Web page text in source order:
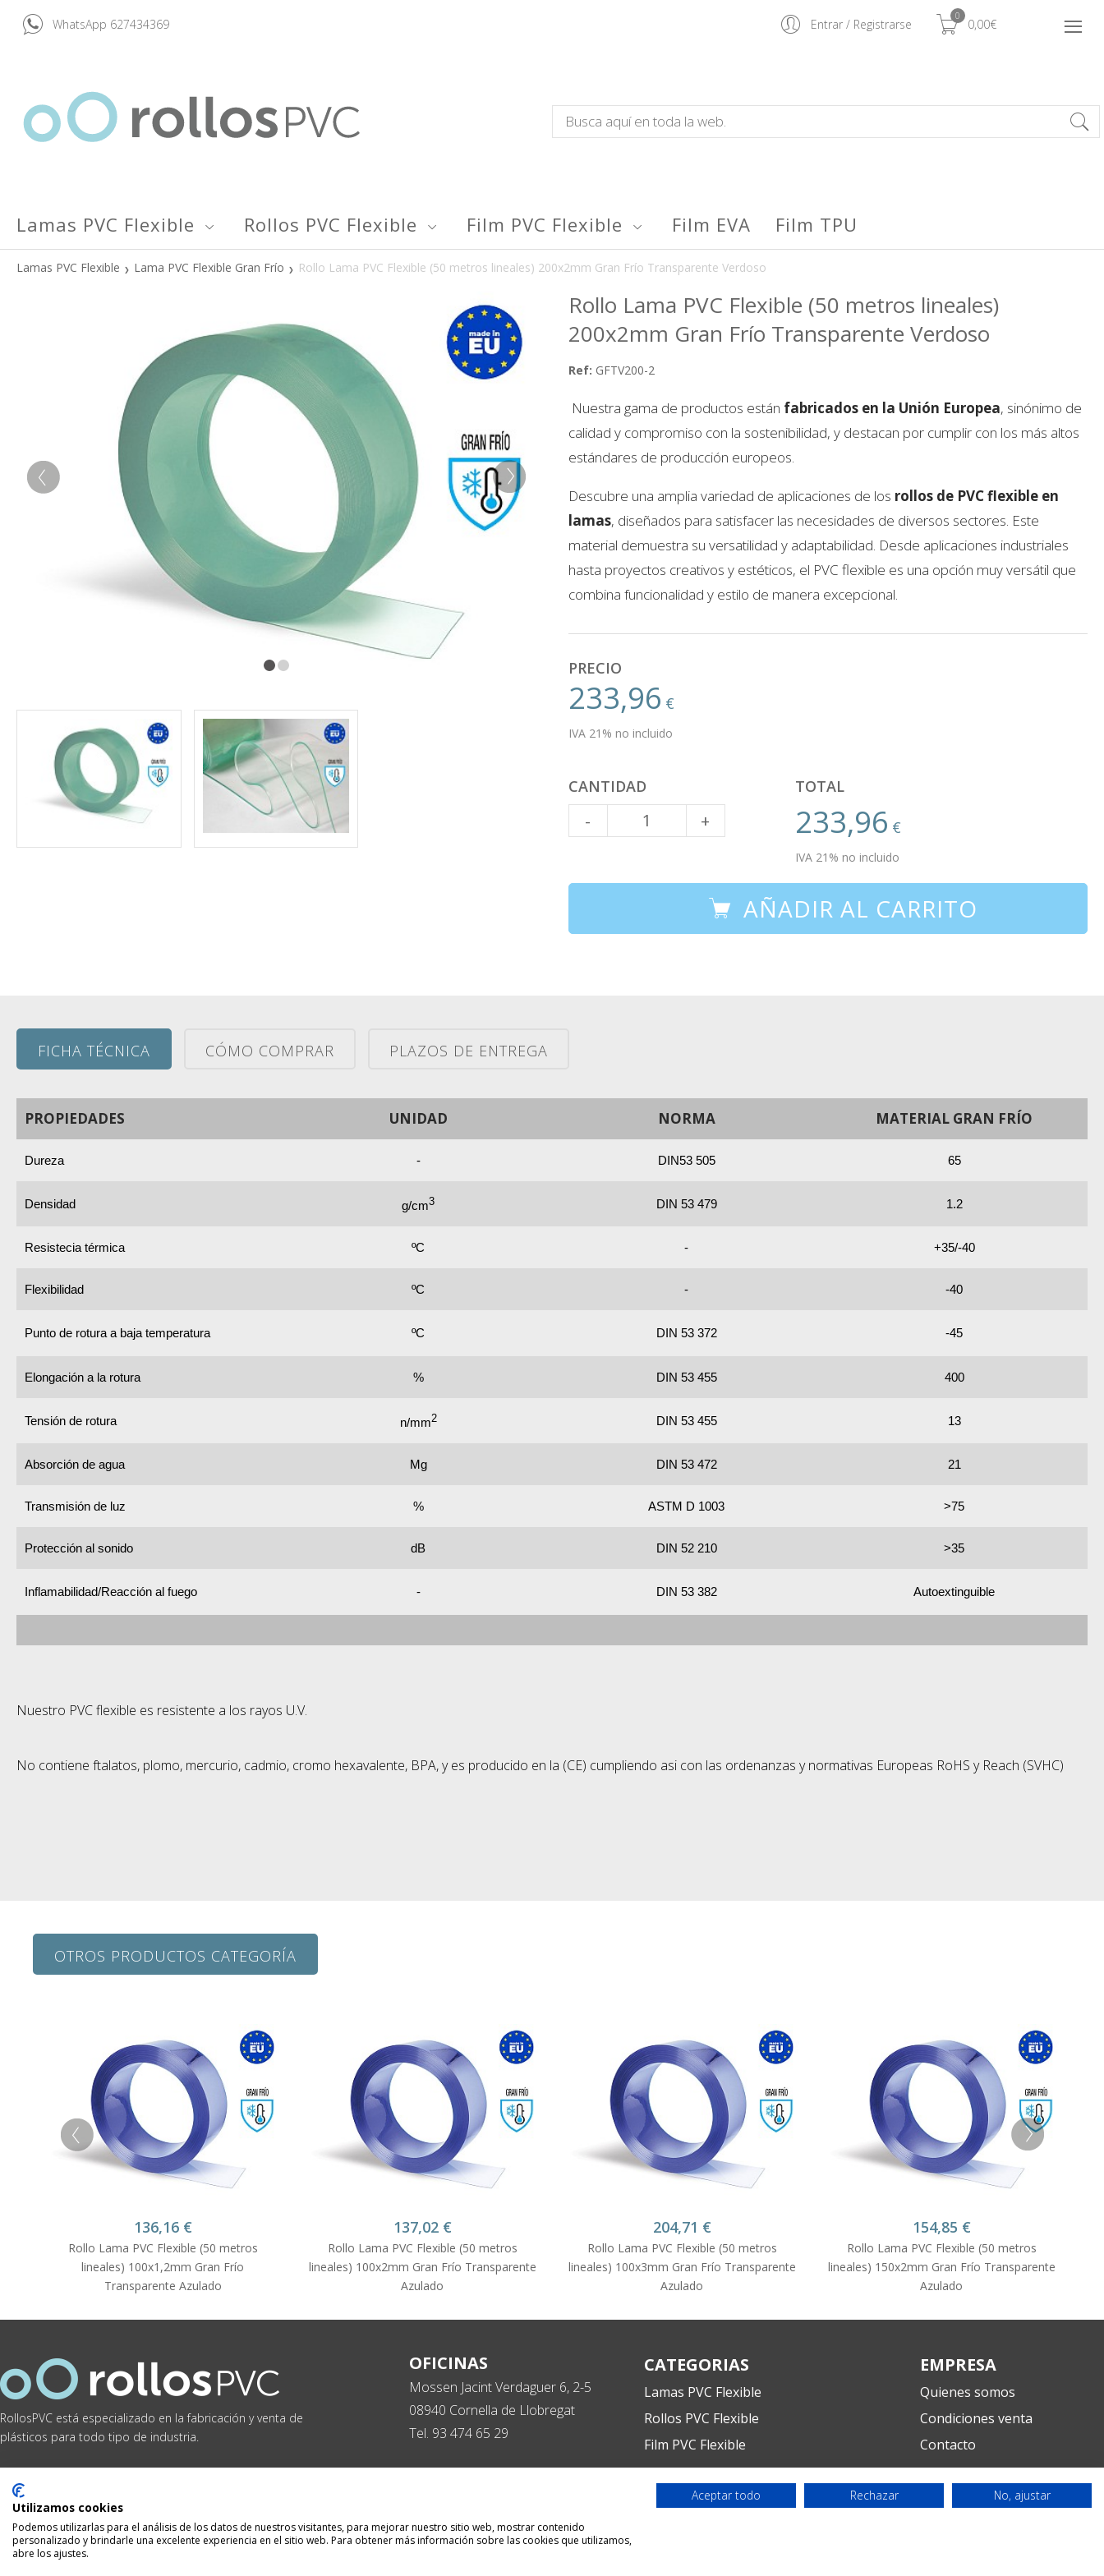
Utilizamos cookies
Podemos utilizarlas para el análisis de los datos de nuestros visitantes, para mejorar nuestro sitio web, mostrar contenido
personalizado y brindarle una excelente experiencia en el sitio web. Para obtener más información sobre las cookies que utilizamos,
abre los ajustes.
Aceptar todo Rechazar No, ajustar
WhatsApp 627434369 Entrar/ Registrarse
0
0,00€
Lamas PVC Flexible Rollos PVC Flexible Film PVC Flexible Film EVA Film TPU
Lamas PVC Flexible Lama PVC Flexible Gran Frío Rollo Lama PVC Flexible (50 metros lineales) 200x2mm Gran Frío Transparente Verdoso
Rollo Lama PVC Flexible (50 metros lineales)
200x2mm Gran Frío Transparente Verdoso
Ref: GFTV200-2
Nuestra gama de productos están fabricados en la Unión Europea, sinónimo de
calidad y compromiso con la sostenibilidad, y destacan por cumplir con los más altos
estándares de producción europeos.
Descubre una amplia variedad de aplicaciones de los rollos de PVC flexible en
lamas, diseñados para satisfacer las necesidades de diversos sectores. Este
material demuestra su versatilidad y adaptabilidad. Desde aplicaciones industriales
hasta proyectos creativos y estéticos, el PVC flexible es una opción muy versátil que
combina funcionalidad y estilo de manera excepcional.
PRECIO
233,96€
IVA 21% no incluido
CANTIDAD
-
Cantidad +
TOTAL
233,96€
IVA 21% no incluido
AÑADIR AL CARRITO
FICHA TÉCNICA CÓMO COMPRAR PLAZOS DE ENTREGA
PROPIEDADES UNIDAD NORMA MATERIAL GRAN FRÍO
Dureza - DIN53 505 65
Densidad g/cm3 DIN 53 479 1.2
Resistecia térmica ºC - +35/-40
Flexibilidad ºC - -40
Punto de rotura a baja temperatura ºC DIN 53 372 -45
Elongación a la rotura % DIN 53 455 400
Tensión de rotura n/mm2 DIN 53 455 13
Absorción de agua Mg DIN 53 472 21
Transmisión de luz % ASTM D 1003 >75
Protección al sonido dB DIN 52 210 >35
Inflamabilidad/Reacción al fuego - DIN 53 382 Autoextinguible
Nuestro PVC flexible es resistente a los rayos U.V.
No contiene ftalatos, plomo, mercurio, cadmio, cromo hexavalente, BPA, y es producido en la (CE) cumpliendo asi con las ordenanzas y normativas Europeas RoHS y Reach (SVHC)
OTROS PRODUCTOS CATEGORÍA
136,16 €
Rollo Lama PVC Flexible (50 metros
lineales) 100x1,2mm Gran Frío
Transparente Azulado
137,02 €
Rollo Lama PVC Flexible (50 metros
lineales) 100x2mm Gran Frío Transparente
Azulado
204,71 €
Rollo Lama PVC Flexible (50 metros
lineales) 100x3mm Gran Frío Transparente
Azulado
154,85 €
Rollo Lama PVC Flexible (50 metros
lineales) 150x2mm Gran Frío Transparente
Azulado
RollosPVC está especializado en la fabricación y venta de
plásticos para todo tipo de industria.
OFICINAS
Mossen Jacint Verdaguer 6, 2-5
08940 Cornella de Llobregat
Tel. 93 474 65 29
CATEGORIAS
Lamas PVC Flexible
Rollos PVC Flexible
Film PVC Flexible
EMPRESA
Quienes somos
Condiciones venta
Contacto
Aviso legal y política de privacidad
RollosPVC
Atención: L-V 9:00-13:00h y 15:00-20:00h
¡Hola! ¿En qué podemos ayudarte?
Contacto